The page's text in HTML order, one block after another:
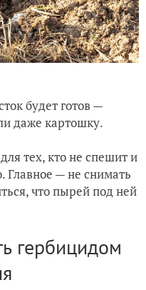
будет готов —
даже картошку.
тех, кто не спешит и
Главное — не снимать
что пырей под ней
гербицидом